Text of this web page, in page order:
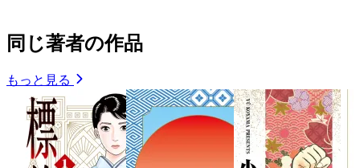
同じ著者の作品
もっと見る